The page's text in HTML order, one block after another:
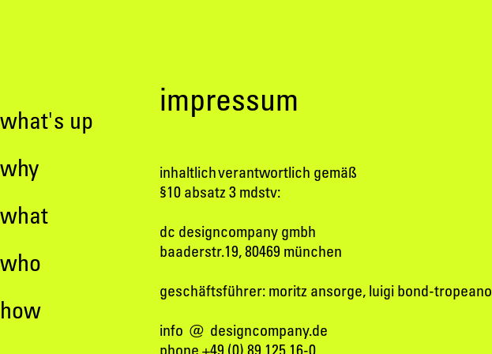
what's up
why
what
who
how
impressum
inhaltlich verantwortlich gemäß
§10 absatz 3 mdstv:
dc designcompany gmbh
baaderstr.19, 80469 münchen
geschäftsführer: moritz ansorge, luigi bond-tropeano
info @ designcompany.de
phone +49 (0) 89 125 16-0